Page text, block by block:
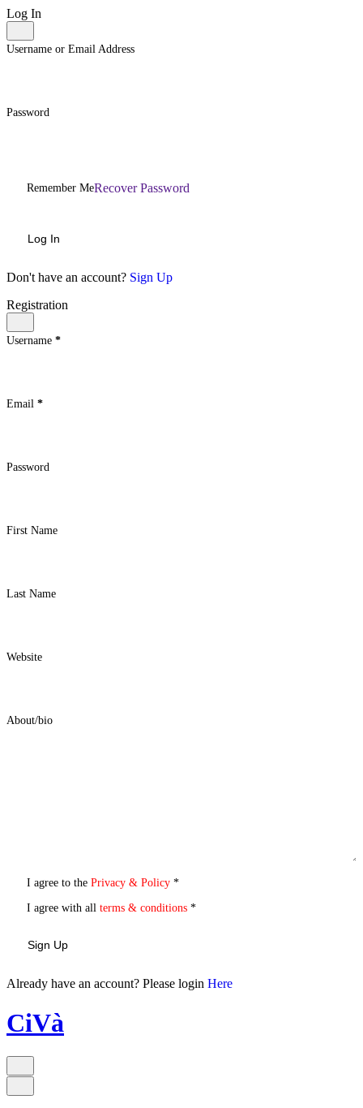
Log In
Username or Email Address
Password
Remember MeRecover Password
Log In
Don't have an account? Sign Up
Registration
Username *
Email *
Password
First Name
Last Name
Website
About/bio
I agree to the Privacy & Policy *
I agree with all terms & conditions *
Sign Up
Already have an account? Please login Here
CiVà